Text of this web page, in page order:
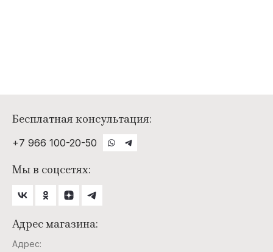
Бесплатная консультация:
+7 966 100-20-50
Мы в соцсетях:
Адрес магазина:
Адрес: